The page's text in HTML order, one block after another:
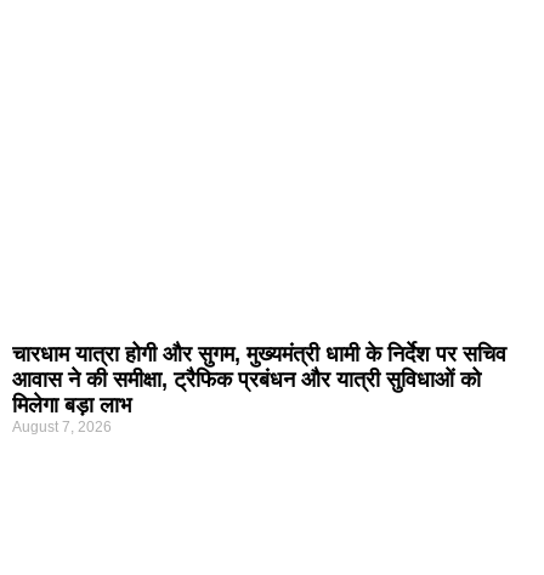
चारधाम यात्रा होगी और सुगम, मुख्यमंत्री धामी के निर्देश पर सचिव
आवास ने की समीक्षा, ट्रैफिक प्रबंधन और यात्री सुविधाओं को
मिलेगा बड़ा लाभ
August 7, 2026